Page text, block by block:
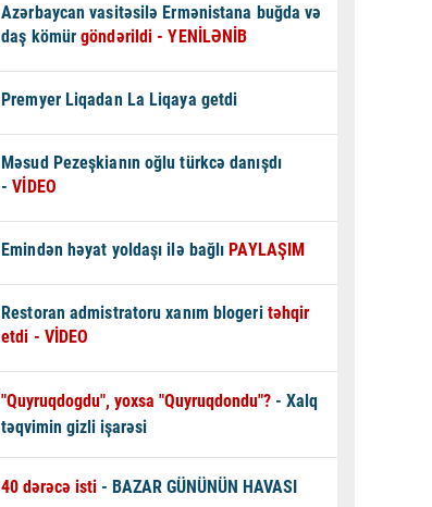
Azərbaycan vasitəsilə Ermənistana buğda və
daş kömürgöndərildi - YENİLƏNİB
Premyer Liqadan La Liqaya getdi
Məsud Pezeşkianın oğlu türkcə danışdı
-VİDEO
Emindən həyat yoldaşı ilə bağlı PAYLAŞIM
Restoran admistratoru xanım blogeri təhqir
etdi - VİDEO
"Quyruqdogdu", yoxsa "Quyruqdondu"? - Xalq
təqvimin gizli işarəsi
40 dərəcə isti - BAZAR GÜNÜNÜN HAVASI